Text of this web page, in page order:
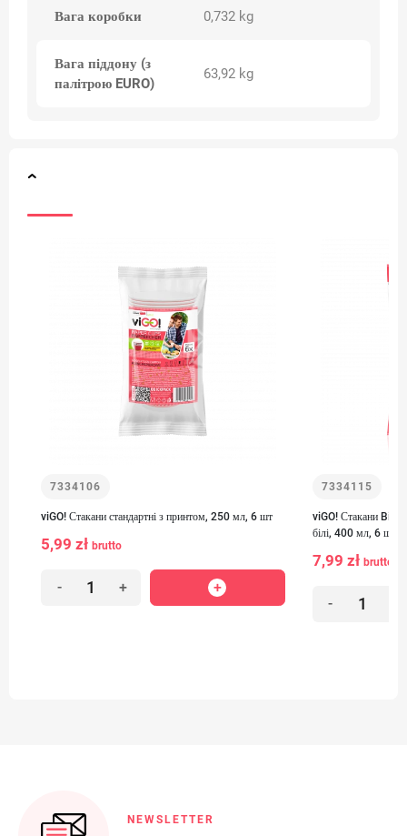
Вага коробки 0,732 kg
Вага піддону (з
палітрою EURO)
63,92 kg
7334106
viGO! Стакани стандартні з принтом, 250 мл, 6 шт
5,99 zł brutto
- +
7334115
viGO! Стакани Bio
білі, 400 мл, 6 шт
7,99 zł brutto
-
NEWSLETTER